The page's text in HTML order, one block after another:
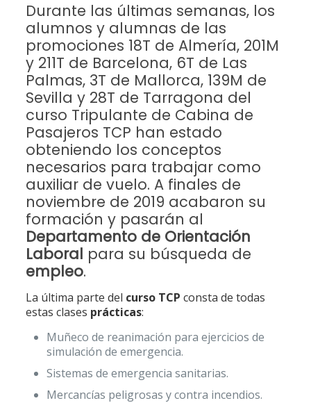
Durante las últimas semanas, los
alumnos y alumnas de las
promociones 18T de Almería, 201M
y 211T de Barcelona, 6T de Las
Palmas, 3T de Mallorca, 139M de
Sevilla y 28T de Tarragona del
curso Tripulante de Cabina de
Pasajeros TCP han estado
obteniendo los conceptos
necesarios para trabajar como
auxiliar de vuelo. A finales de
noviembre de 2019 acabaron su
formación y pasarán al
Departamento de Orientación
Laboral para su búsqueda de
empleo.
La última parte del curso TCP consta de todas
estas clases prácticas:
Muñeco de reanimación para ejercicios de
simulación de emergencia.
Sistemas de emergencia sanitarias.
Mercancías peligrosas y contra incendios.